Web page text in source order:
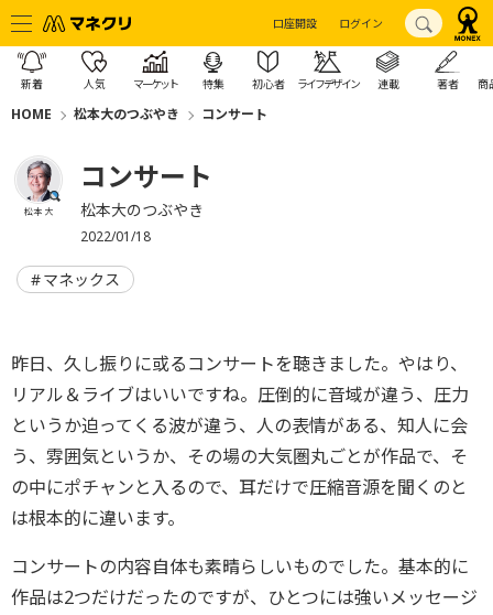
口座開設 ログイン
新着 人気 マーケット 特集 初心者 ライフデザイン 連載 著者 商
HOME 松本大のつぶやき コンサート
松本 大
コンサート
松本大のつぶやき
2022/01/18
マネックス
昨日、久し振りに或るコンサートを聴きました。やはり、
リアル＆ライブはいいですね。圧倒的に音域が違う、圧力
というか迫ってくる波が違う、人の表情がある、知人に会
う、雰囲気というか、その場の大気圏丸ごとが作品で、そ
の中にポチャンと入るので、耳だけで圧縮音源を聞くのと
は根本的に違います。
コンサートの内容自体も素晴らしいものでした。基本的に
作品は2つだけだったのですが、ひとつには強いメッセージ